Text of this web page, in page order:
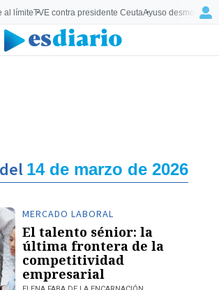
al límiteTVE contra presidente CeutaAyuso desmonta a
14 de marzo de 2026
MERCADO LABORAL
El talento sénior: la
última frontera de la
competitividad
empresarial